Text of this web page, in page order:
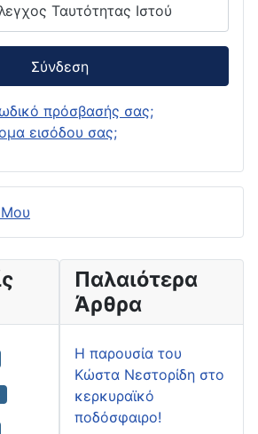
Ταυτότητας Ιστού
Σύνδεση
πρόσβασής σας;
εισόδου σας;
Μου
Παλαιότερα
Άρθρα
H παρουσία του
Κώστα Νεστορίδη στο
κερκυραϊκό
ποδόσφαιρο!